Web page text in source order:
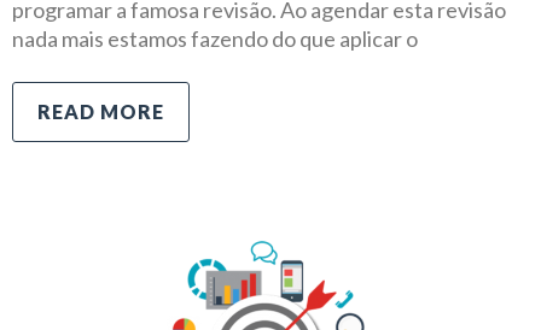
programar a famosa revisão. Ao agendar esta revisão
nada mais estamos fazendo do que aplicar o
READ MORE